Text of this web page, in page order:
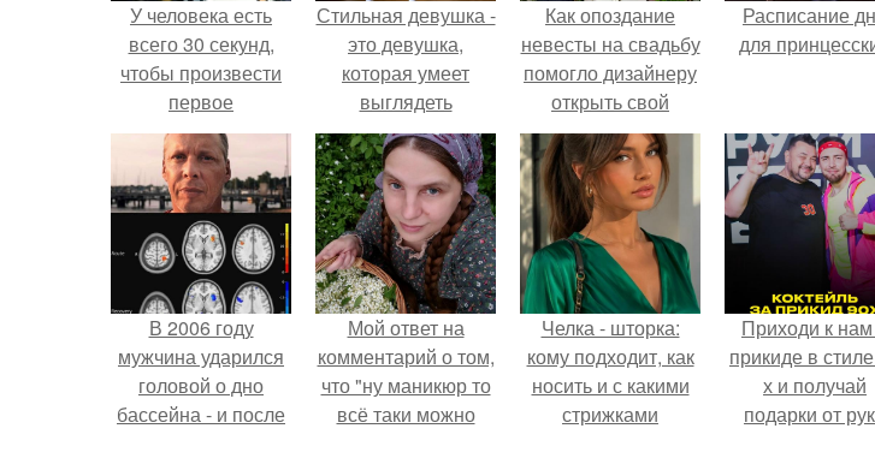
У человека есть
всего 30 секунд,
чтобы произвести
первое
впечатление и оно
может остаться еще
на несколько лет.
Стильная девушка -
это девушка,
которая умеет
выглядеть
привлекательно и
элегантно в любои
ситуации.
Как опоздание
невесты на свадьбу
помогло дизайнеру
открыть свой
бренд.
Расписание
для
В 2006 году
мужчина ударился
головой о дно
бассейна - и после
Мой ответ на
комментарий о том,
что "ну маникюр то
всё таки можно
Челка - шторка:
кому подходит, как
носить и с какими
стрижками
Приходи к
прикиде в
х и получай
подарки от